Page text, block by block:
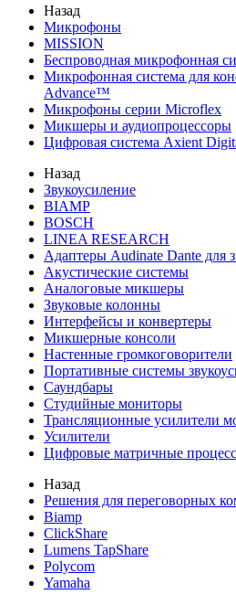
Назад
Микрофоны
MISSION
Беспроводная микрофонная
Микрофонная система для
Advance™
Микрофоны серии Microflex
Микшеры и аудиопроцессоры
Цифровая система Axient
Назад
Звукоусиление
BIAMP
BOSCH
LINEA RESEARCH
Адаптеры Audinate Dante для
Акустические системы
Аналоговые микшеры
Звуковые колонны
Интерфейсы и конвертеры
Микшерные консоли
Настенные громкоговорители
Портативные системы
Саундбары
Студийные мониторы
Трансляционные усилители
Усилители
Цифровые матричные
Назад
Решения для переговорных
Biamp
ClickShare
Lumens TapShare
Polycom
Yamaha